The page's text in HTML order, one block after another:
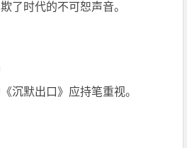
时代的不可恕声音。
默出口》应持笔重视。